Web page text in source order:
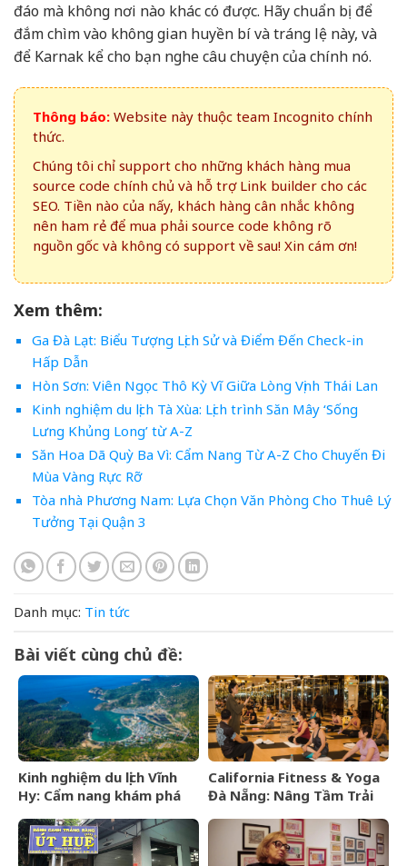
đáo mà không nơi nào khác có được. Hãy chuẩn bị để
đắm chìm vào không gian huyền bí và tráng lệ này, và
để Karnak kể cho bạn nghe câu chuyện của chính nó.
Thông báo: Website này thuộc team Incognito chính
thức.
Chúng tôi chỉ support cho những khách hàng mua
source code chính chủ và hỗ trợ Link builder cho các
SEO. Tiền nào của nấy, khách hàng cân nhắc không
nên ham rẻ để mua phải source code không rõ
nguồn gốc và không có support về sau! Xin cám ơn!
Xem thêm:
Ga Đà Lạt: Biểu Tượng Lịch Sử và Điểm Đến Check-in
Hấp Dẫn
Hòn Sơn: Viên Ngọc Thô Kỳ Vĩ Giữa Lòng Vịnh Thái Lan
Kinh nghiệm du lịch Tà Xùa: Lịch trình Săn Mây ‘Sống
Lưng Khủng Long’ từ A-Z
Săn Hoa Dã Quỳ Ba Vì: Cẩm Nang Từ A-Z Cho Chuyến Đi
Mùa Vàng Rực Rỡ
Tòa nhà Phương Nam: Lựa Chọn Văn Phòng Cho Thuê Lý
Tưởng Tại Quận 3
Danh mục: Tin tức
Bài viết cùng chủ đề:
Kinh nghiệm du lịch Vĩnh
Hy: Cẩm nang khám phá
Ninh Thuận
California Fitness & Yoga
Đà Nẵng: Nâng Tầm Trải